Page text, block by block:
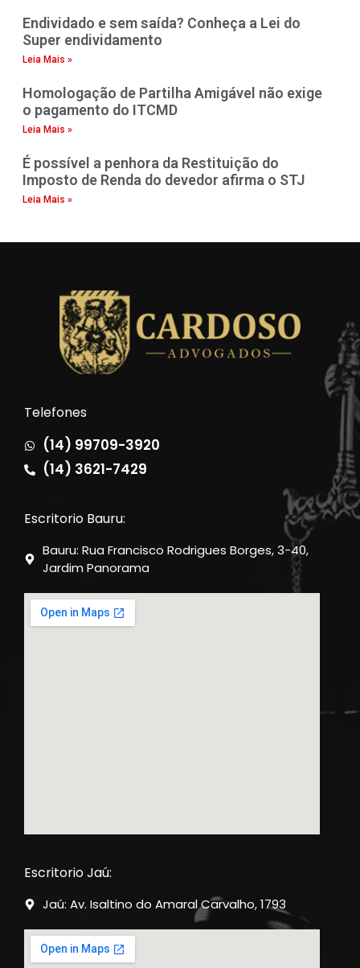
Endividado e sem saída? Conheça a Lei do
Super endividamento
Leia Mais »
Homologação de Partilha Amigável não exige
o pagamento do ITCMD
Leia Mais »
É possível a penhora da Restituição do
Imposto de Renda do devedor afirma o STJ
Leia Mais »
Telefones
(14) 99709-3920
(14) 3621-7429
Escritorio Bauru:
Bauru: Rua Francisco Rodrigues Borges, 3-40,
Jardim Panorama
Escritorio Jaú:
Jaú: Av. Isaltino do Amaral Carvalho, 1793